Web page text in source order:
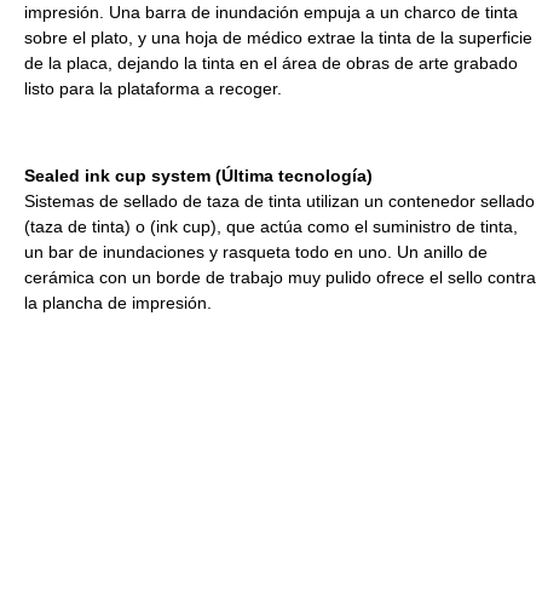
impresión. Una barra de inundación empuja a un charco de tinta
sobre el plato, y una hoja de médico extrae la tinta de la superficie
de la placa, dejando la tinta en el área de obras de arte grabado
listo para la plataforma a recoger.
Sealed ink cup system (Última tecnología)
Sistemas de sellado de taza de tinta utilizan un contenedor sellado
(taza de tinta) o (ink cup), que actúa como el suministro de tinta,
un bar de inundaciones y rasqueta todo en uno. Un anillo de
cerámica con un borde de trabajo muy pulido ofrece el sello contra
la plancha de impresión.